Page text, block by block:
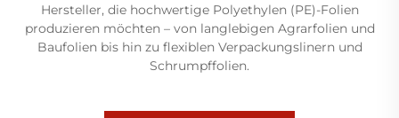
Hersteller, die hochwertige Polyethylen (PE)-Folien
produzieren möchten – von langlebigen Agrarfolien und
Baufolien bis hin zu flexiblen Verpackungslinern und
Schrumpffolien.